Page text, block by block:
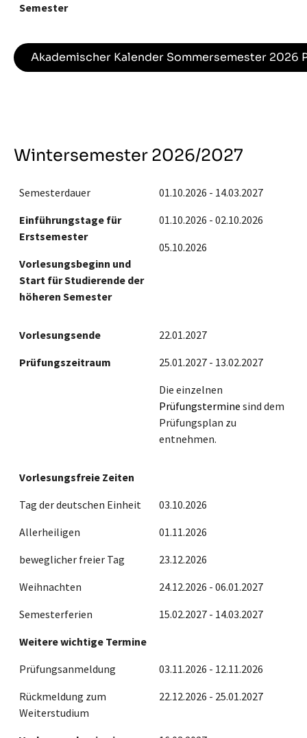
Semester
Akademischer Kalender Sommersemester 2026
Wintersemester 2026/2027
Semesterdauer
01.10.2026 - 14.03.2027
Einführungstage für
Erstsemester
Vorlesungsbeginn und
Start für Studierende der
höheren Semester
01.10.2026 - 02.10.2026
05.10.2026
Vorlesungsende
22.01.2027
Prüfungszeitraum
25.01.2027 - 13.02.2027
Die einzelnen
Prüfungstermine sind dem
Prüfungsplan zu
entnehmen.
Vorlesungsfreie Zeiten
Tag der deutschen Einheit
03.10.2026
Allerheiligen
01.11.2026
beweglicher freier Tag
23.12.2026
Weihnachten
24.12.2026 - 06.01.2027
Semesterferien
15.02.2027 - 14.03.2027
Weitere wichtige Termine
Prüfungsanmeldung
03.11.2026 - 12.11.2026
Rückmeldung zum
Weiterstudium
22.12.2026 - 25.01.2027